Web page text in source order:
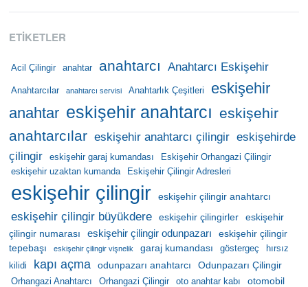
ETIKETLER
Acil Çilingir anahtar anahtarcı Anahtarcı Eskişehir
Anahtarcılar anahtarcı servisi Anahtarlık Çeşitleri
eskişehir
anahtar eskişehir anahtarcı eskişehir
anahtarcılar eskişehir anahtarcı çilingir eskişehirde
çilingir
eskişehir garaj kumandası
Eskişehir Orhangazi Çilingir
eskişehir uzaktan kumanda
Eskişehir Çilingir Adresleri
eskişehir çilingir eskişehir çilingir anahtarcı
eskişehir çilingir büyükdere eskişehir çilingirler
eskişehir
çilingir numarası
eskişehir çilingir odunpazarı
eskişehir çilingir
tepebaşı
eskişehir çilingir vişnelik garaj kumandası göstergeç
hırsız
kilidi
kapı açma odunpazarı anahtarcı Odunpazarı Çilingir
Orhangazi Anahtarcı Orhangazi Çilingir oto anahtar kabı
otomobil